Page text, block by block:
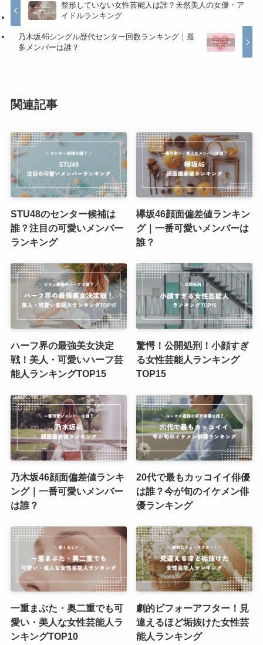
整形していない女性芸能人は誰？天然美人の女優・ア
イドルランキング
乃木坂46シングル歴代センター回数ランキング｜最
多メンバーは誰？
関連記事
STU48のセンター候補は
誰？注目の可愛いメンバー
ランキング
欅坂46顔面偏差値ランキン
グ｜一番可愛いメンバーは
誰？
ハーフ界の最強美女決定
戦！美人・可愛いハーフ芸
能人ランキングTOP15
驚愕！公開処刑！小顔すぎ
る女性芸能人ランキング
TOP15
乃木坂46顔面偏差値ランキ
ング｜一番可愛いメンバー
は誰？
20代で最もカッコイイ俳優
は誰？今が旬のイケメン俳
優ランキング
一重まぶた・奥二重でも可
愛い・美人な女性芸能人ラ
ンキングTOP10
劇的ビフォーアフター！見
違えるほど垢抜けた女性芸
能人ランキング